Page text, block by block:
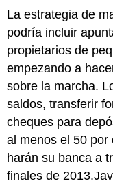
La estrategia de
podría incluir
propietarios de
empezando a
sobre la marcha.
saldos, transferir
cheques para
al menos el 50 por
harán su banca a
finales de